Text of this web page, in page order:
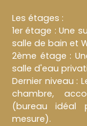
Les étages :
1er étage : Une
salle de bain et
2ème étage :
salle d'eau
Dernier niveau :
chambre,
(bureau idéal
mesure).